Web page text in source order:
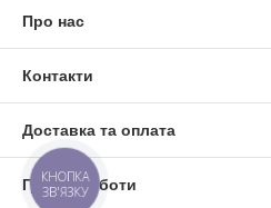
Про нас
Контакти
Доставка та оплата
Графік роботи
КНОПКА
ЗВ'ЯЗКУ